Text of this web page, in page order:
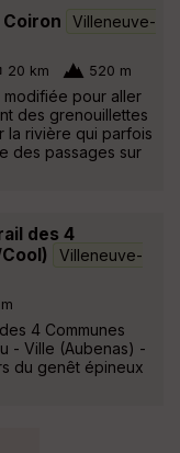
Villeneuve-
20 km 520 m
pour aller
des grenouillettes
la rivière qui parfois
des passages sur
des 4
Villeneuve-
4 Communes
- Ville (Aubenas) -
du genêt épineux